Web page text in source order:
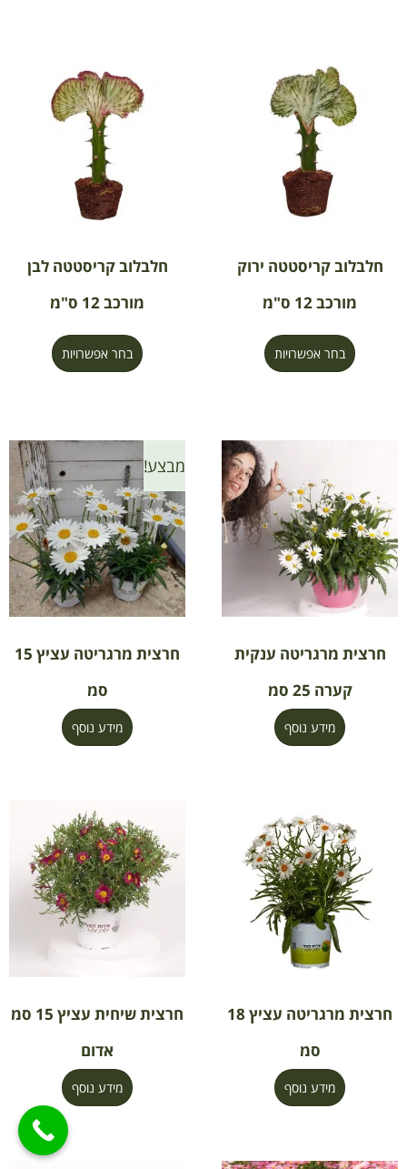
חלבלוב קריסטטה ירוק
מורכב 12 ס"מ
בחר אפשרויות
חלבלוב קריסטטה לבן
מורכב 12 ס"מ
בחר אפשרויות
חרצית מרגריטה ענקית
קערה 25 סמ
מידע נוסף
מבצע!
חרצית מרגריטה עציץ 15
סמ
מידע נוסף
חרצית מרגריטה עציץ 18
סמ
מידע נוסף
חרצית שיחית עציץ 15 סמ
אדום
מידע נוסף